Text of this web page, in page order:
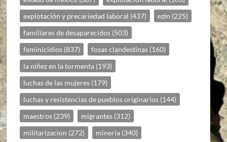
explotación y precariedad laboral (437) ezln (225)
familiares de desaparecidos (503)
feminicidios (837) fosas clandestinas (160)
la niñez en la tormenta (193)
luchas de las mujeres (179)
luchas y resistencias de pueblos originarios (144)
maestros (239) migrantes (312)
militarizacion (272) mineria (340)